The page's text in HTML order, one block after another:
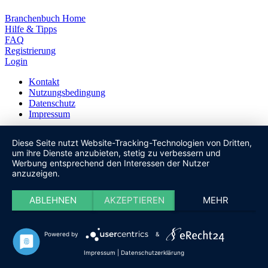
Branchenbuch Home
Hilfe & Tipps
FAQ
Registrierung
Login
Kontakt
Nutzungsbedingung
Datenschutz
Impressum
Rechte vorbehalten
Cookie-Einstellungen
Diese Seite nutzt Website-Tracking-Technologien von Dritten,
um ihre Dienste anzubieten, stetig zu verbessern und
Werbung entsprechend den Interessen der Nutzer
anzuzeigen.
ABLEHNEN AKZEPTIEREN MEHR
Powered by &
Impressum Datenschutzerklärung